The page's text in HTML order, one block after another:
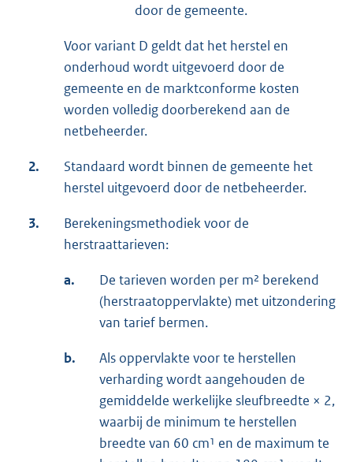
door de gemeente.
Voor variant D geldt dat het herstel en
onderhoud wordt uitgevoerd door de
gemeente en de marktconforme kosten
worden volledig doorberekend aan de
netbeheerder.
2.
Standaard wordt binnen de gemeente het
herstel uitgevoerd door de netbeheerder.
3.
Berekeningsmethodiek voor de
herstraattarieven:
a.
De tarieven worden per m² berekend
(herstraatoppervlakte) met uitzondering
van tarief bermen.
b.
Als oppervlakte voor te herstellen
verharding wordt aangehouden de
gemiddelde werkelijke sleufbreedte × 2,
waarbij de minimum te herstellen
breedte van 60 cm¹ en de maximum te